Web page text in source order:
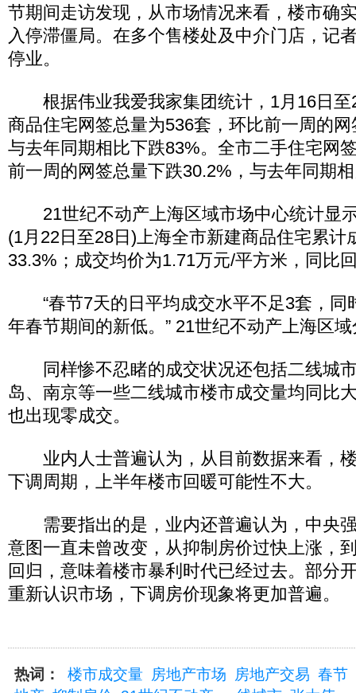
节期间走访发现，从市场情况来看，楼市确
入停滞僵局。在多个售楼处及中介门店，记
停业。
根据伟业我爱我家集团统计，1月16日至
商品住宅网签总量为536套，环比前一周的
与去年同期相比下跌83%。全市二手住宅网
前一周的网签总量下跌30.2%，与去年同期
21世纪不动产上海区域市场中心统计显
(1月22日至28日)上海全市新建商品住宅累计
33.3%；成交均价为1.71万元/平方米，同比
“春节7天的日平均成交水平不足3套，同
年春节期间的新低。” 21世纪不动产上海区
同样惨不忍睹的成交状况还包括二线城
岛、南京等一些二线城市楼市成交量均同比
也出现零成交。
业内人士普遍认为，从目前数据来看，
下调周期，上半年楼市回暖可能性不大。
需要指出的是，业内还普遍认为，中央
意图一直未曾改变，从抑制房价过快上涨，
回归，意味着楼市暴利时代已经过去。部分
重新认识市场，下调房价现象将更加普遍。
热词： 楼市成交量 房地产市场 房地产交易 春节